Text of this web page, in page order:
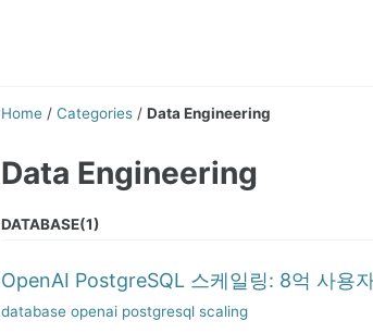
Home / Categories / Data Engineering
Data Engineering
DATABASE(1)
OpenAI PostgreSQL 스케일링: 8억 사용
database openai postgresql scaling